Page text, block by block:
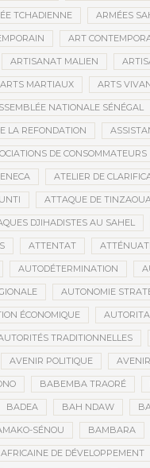
TCHADIENNE ARMÉES
ART
ARTISANAT MALIEN
ARTS MARTIAUX ARTS
NATIONALE SÉNÉGAL
LA REFONDATION
DE CONSOMMATEURS
ATELIER DE
ATTAQUE DE
DJIHADISTES AU SAHEL
ATTENTAT
AUTODÉTERMINATION
AUTONOMIE
ÉCONOMIQUE
TRADITIONNELLES
AVENIR POLITIQUE
BABEMBA TRAORÉ
BADEA BAH NDAW
SÉNOU BAMBARA
DE DÉVELOPPEMENT